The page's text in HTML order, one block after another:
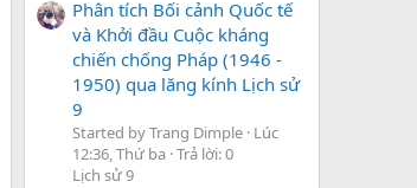
Phân tích Bối cảnh Quốc tế
và Khởi đầu Cuộc kháng
chiến chống Pháp (1946 -
1950) qua lăng kính Lịch sử
9
Started by Trang Dimple Lúc
12:36, Thứ ba Trả lời: 0
Lịch sử 9